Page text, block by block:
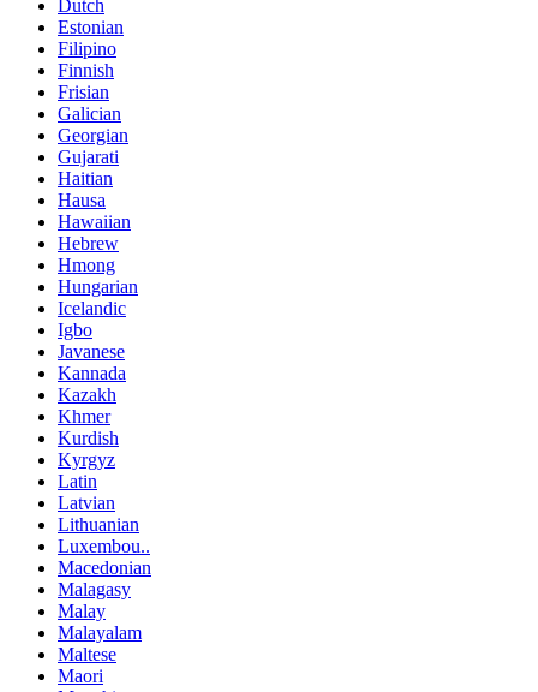
Dutch
Estonian
Filipino
Finnish
Frisian
Galician
Georgian
Gujarati
Haitian
Hausa
Hawaiian
Hebrew
Hmong
Hungarian
Icelandic
Igbo
Javanese
Kannada
Kazakh
Khmer
Kurdish
Kyrgyz
Latin
Latvian
Lithuanian
Luxembou..
Macedonian
Malagasy
Malay
Malayalam
Maltese
Maori